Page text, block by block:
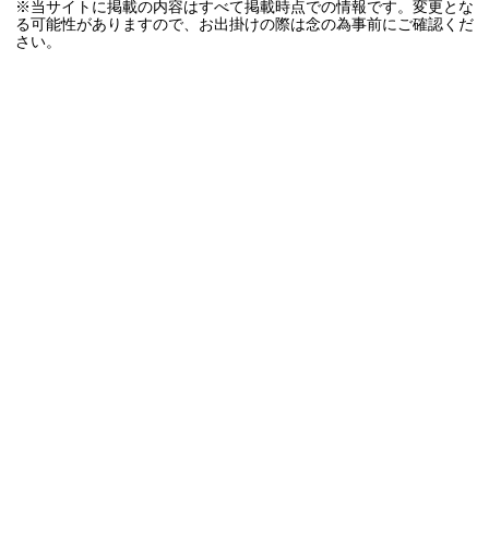
※当サイトに掲載の内容はすべて掲載時点での情報です。変更とな
る可能性がありますので、お出掛けの際は念の為事前にご確認くだ
さい。